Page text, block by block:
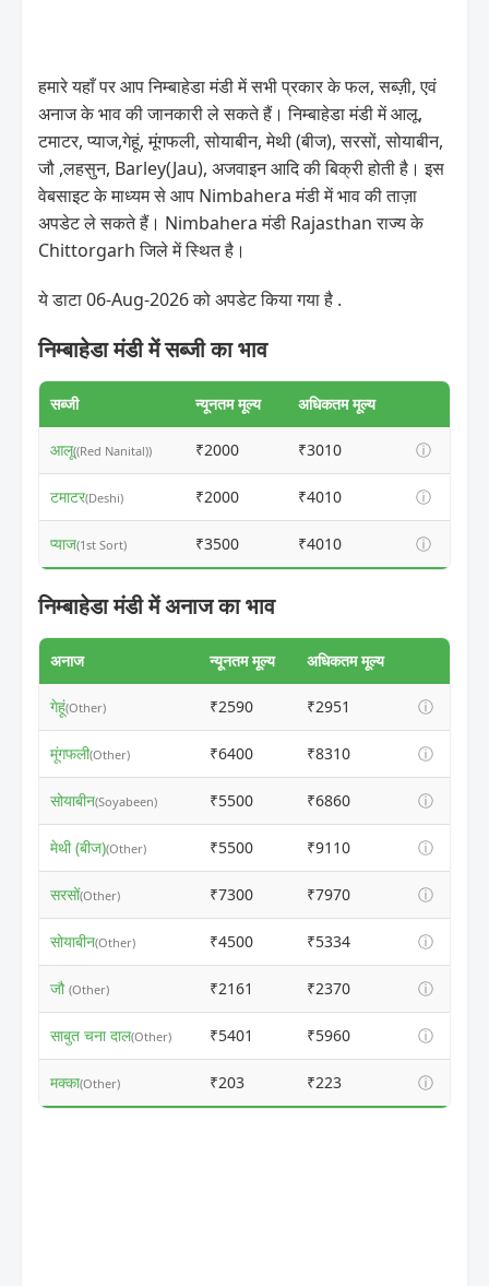
हमारे यहाँ पर आप निम्बाहेडा मंडी में सभी प्रकार के फल, सब्ज़ी, एवं
अनाज के भाव की जानकारी ले सकते हैं। निम्बाहेडा मंडी में आलू,
टमाटर, प्याज,गेहूं, मूंगफली, सोयाबीन, मेथी (बीज), सरसों, सोयाबीन,
जौ ,लहसुन, Barley(Jau), अजवाइन आदि की बिक्री होती है। इस
वेबसाइट के माध्यम से आप Nimbahera मंडी में भाव की ताज़ा
अपडेट ले सकते हैं। Nimbahera मंडी Rajasthan राज्य के
Chittorgarh जिले में स्थित है।
ये डाटा 06-Aug-2026 को अपडेट किया गया है .
निम्बाहेडा मंडी में सब्जी का भाव
सब्जी न्यूनतम मूल्य अधिकतम मूल्य
आलू((Red Nanital)) ₹2000 ₹3010 ⓘ
टमाटर(Deshi) ₹2000 ₹4010 ⓘ
प्याज(1st Sort) ₹3500 ₹4010 ⓘ
निम्बाहेडा मंडी में अनाज का भाव
अनाज न्यूनतम मूल्य अधिकतम मूल्य
गेहूं(Other) ₹2590 ₹2951 ⓘ
मूंगफली(Other) ₹6400 ₹8310 ⓘ
सोयाबीन(Soyabeen) ₹5500 ₹6860 ⓘ
मेथी (बीज)(Other) ₹5500 ₹9110 ⓘ
सरसों(Other) ₹7300 ₹7970 ⓘ
सोयाबीन(Other) ₹4500 ₹5334 ⓘ
जौ (Other) ₹2161 ₹2370 ⓘ
साबुत चना दाल(Other) ₹5401 ₹5960 ⓘ
मक्का(Other) ₹203 ₹223 ⓘ